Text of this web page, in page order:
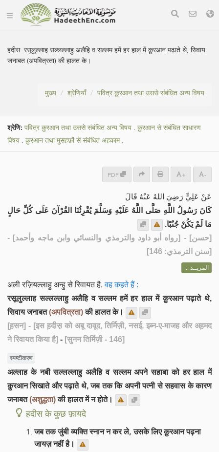
हदीस:रसूलुल्लाह सल्लल्लाहु अलैहि व सल्लम हमें हर हाल में क़ुरआन पढ़ाते थे, सिवाय
जनाबत (अपवित्रता) की हालत के।
मुख्य श्रेणियाँ पवित्र क़ुरआन तथा उससे संबंधित अन्य विषय
श्रेणि: पवित्र क़ुरआन तथा उससे संबंधित अन्य विषय . क़ुरआन से संबंधित साधारण
विषय . क़ुरआन तथा मुसहफ़ों से संबंधित अहकाम.
PDF + -
عَنْ عَلِيٍّ رَضِيَ اللهُ عَنْهُ قَالَ
كَانَ رَسُولُ اللَّهِ صَلَّى اللَّهُ عَلَيْهِ وَسَلَّمَ يُقْرِئُنَا القُرْآنَ عَلَى كُلِّ حَالٍ
مَا لَمْ يَكُنْ جُنُبًا.
[حسن] - [رواه أبو داود والترمذي والنسائي وابن ماجه وأحمد] -
[سنن الترمذي: 146]
المزيــد ...
अली रज़ियल्लाहु अन्हु से रिवायत है, वह कहते हैं :
रसूलुल्लाह सल्लल्लाहु अलैहि व सल्लम हमें हर हाल में क़ुरआन पढ़ाते थे,
सिवाय जनाबत(अपवित्रता)की हालत के।
[ह़सन] - [इस ह़दीस़ को अबू दावूद, तिर्मिज़ी, नसई, इब्न-ए-माजह और अह़मद
ने रिवायत किया है] - [सुनन तिर्मिज़ी - 146]
स्पष्टीकरण
अल्लाह के नबी सल्लल्लाहु अलैहि व सल्लम अपने सहाबा को हर हाल में
क़ुरआन सिखाते और पढ़ाते थे, जब तक कि अपनी पत्नी से सहवास के कारण
जनाबत(अशुद्धता)की हालत में न होते।
हदीस के कुछ फ़ायदे
जब तक जुंबी व्यक्ति स्नान न कर ले, उसके लिए क़ुरआन पढ़ना
जायज़ नहीं है।